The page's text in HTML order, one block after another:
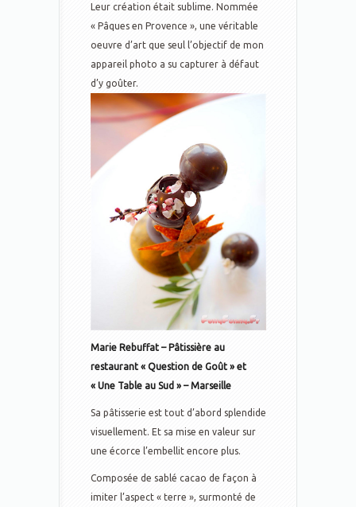
Leur création était sublime. Nommée
« Pâques en Provence », une véritable
oeuvre d’art que seul l’objectif de mon
appareil photo a su capturer à défaut
d’y goûter.
Marie Rebuffat – Pâtissière au
restaurant « Question de Goût » et
« Une Table au Sud » – Marseille
Sa pâtisserie est tout d’abord splendide
visuellement. Et sa mise en valeur sur
une écorce l’embellit encore plus.
Composée de sablé cacao de façon à
imiter l’aspect « terre », surmonté de